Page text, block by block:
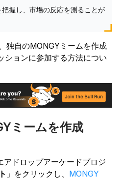
握し、市場の反応を測ることが
独自のMONGYミームを作成
ションに参加する方法につい
ミームを作成
アドロップアーケードプロジ
」をクリックし 、 MONGY